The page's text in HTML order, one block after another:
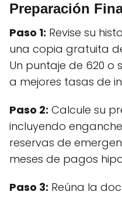
Preparación
Paso 1: Revise su
una copia gratuita
Un puntaje de 620 o
a mejores tasas de
Paso 2: Calcule su
incluyendo
reservas de
meses de pagos
Paso 3: Reúna la